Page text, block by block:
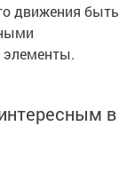
движения быть
в